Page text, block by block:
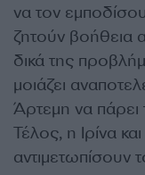
να τον
ζητούν βοήθεια
δικά της
μοιάζει
Άρτεμη να πάρει
Τέλος, η Ιρίνα
αντιμετωπίσουν